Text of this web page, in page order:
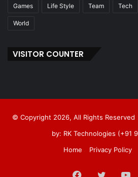
Games Life Style Team Tech
World
VISITOR COUNTER
© Copyright 2026, All Rights
by: RK Technologies (+91
Home
Privacy Policy
Facebook
Twitter